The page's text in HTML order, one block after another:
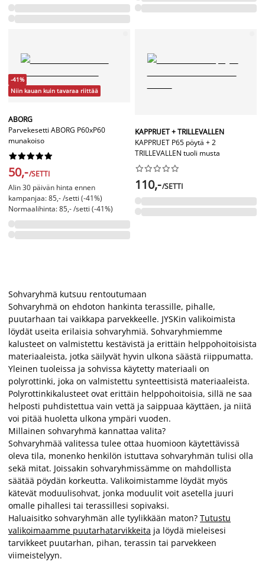
-41%
Niin kauan kuin tavaraa riittää
ABORG
Parvekesetti ABORG P60xP60
munakoiso






50,-/SETTI
Alin 30 päivän hinta ennen
kampanjaa: 85,- /setti (-41%)
Normaalihinta: 85,- /setti (-41%)
KAPPRUET + TRILLEVALLEN
KAPPRUET P65 pöytä + 2
TRILLEVALLEN tuoli musta






110,-/SETTI
Sohvaryhmä kutsuu rentoutumaan
Sohvaryhmä on ehdoton hankinta terassille, pihalle,
puutarhaan tai vaikkapa parvekkeelle. JYSKin valikoimista
löydät useita erilaisia sohvaryhmiä. Sohvaryhmiemme
kalusteet on valmistettu kestävistä ja erittäin helppohoitoisista
materiaaleista, jotka säilyvät hyvin ulkona säästä riippumatta.
Yleinen tuoleissa ja sohvissa käytetty materiaali on
polyrottinki, joka on valmistettu synteettisistä materiaaleista.
Polyrottinkikalusteet ovat erittäin helppohoitoisia, sillä ne saa
helposti puhdistettua vain vettä ja saippuaa käyttäen, ja niitä
voi pitää huoletta ulkona ympäri vuoden.
Millainen sohvaryhmä kannattaa valita?
Sohvaryhmää valitessa tulee ottaa huomioon käytettävissä
oleva tila, monenko henkilön istuttava sohvaryhmän tulisi olla
sekä mitat. Joissakin sohvaryhmissämme on mahdollista
säätää pöydän korkeutta. Valikoimistamme löydät myös
kätevät moduulisohvat, jonka moduulit voit asetella juuri
omalle pihallesi tai terassillesi sopivaksi.
Haluaisitko sohvaryhmän alle tyylikkään maton? Tutustu
valikoimaamme puutarhatarvikkeita ja löydä mieleisesi
tarvikkeet puutarhan, pihan, terassin tai parvekkeen
viimeistelyyn.